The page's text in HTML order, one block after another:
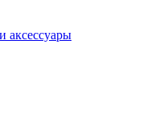
аксессуары